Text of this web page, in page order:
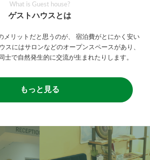
What is Guest house?
ゲストハウスとは
リットだと思うのが、
宿泊費がとにかく安い
スにはサロンなどのオープンスペースがあり、
士で自然発生的に交流が生まれたりします。
もっと見る